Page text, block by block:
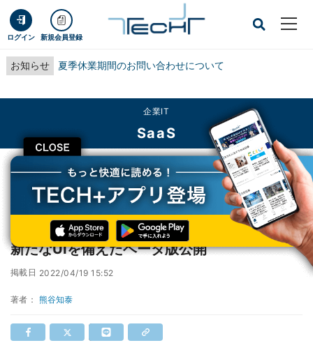
ログイン 新規会員登録
お知らせ 夏季休業期間のお問い合わせについて
CLOSE
企業IT
SaaS
TECH+ 企業IT
SaaS
社内向け情報共有サービス「Qiita Team」、新たなUIを備えたベータ版公開
社内向け情報共有サービス「Qiita Team」、
新たなUIを備えたベータ版公開
掲載日 2022/04/19 15:52
著者： 熊谷知泰